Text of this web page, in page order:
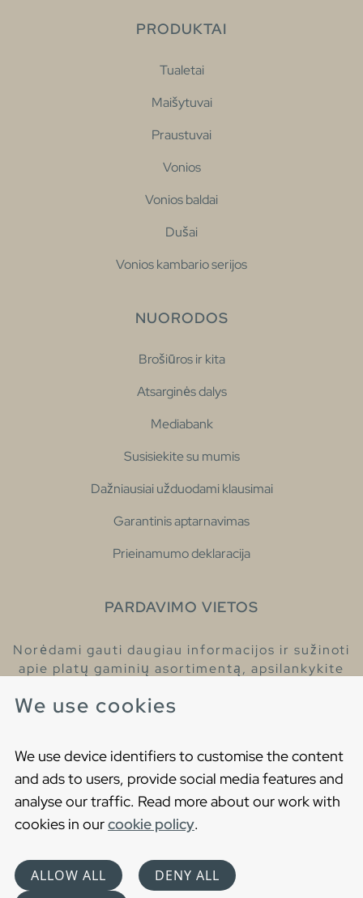
We use cookies
We use device identifiers to customise the content
and ads to users, provide social media features and
analyse our traffic. Read more about our work with
cookies in ourcookie policy.
ALLOW ALL
DENY ALL
PRODUKTAI
Tualetai
Maišytuvai
Praustuvai
Vonios
Vonios baldai
Dušai
Vonios kambario serijos
NUORODOS
Brošiūros ir kita
Atsarginės dalys
Mediabank
Susisiekite su mumis
Dažniausiai užduodami klausimai
Garantinis aptarnavimas
Prieinamumo deklaracija
PARDAVIMO VIETOS
Norėdami gauti daugiau informacijos ir sužinoti
apie platų gaminių asortimentą, apsilankykite
Cookies
Privatumo politika
Choose language